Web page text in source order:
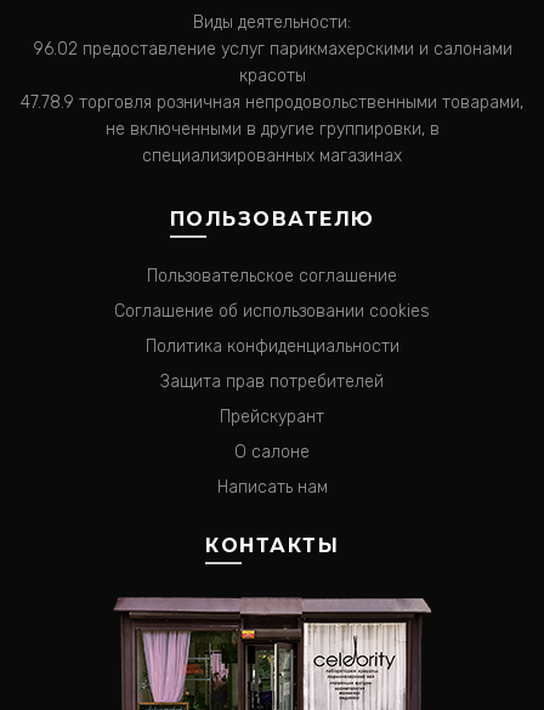
Виды деятельности:
96.02 предоставление услуг парикмахерскими и салонами
красоты
47.78.9 торговля розничная непродовольственными товарами,
не включенными в другие группировки, в
специализированных магазинах
ПОЛЬЗОВАТЕЛЮ
Пользовательское соглашение
Соглашение об использовании cookies
Политика конфиденциальности
Защита прав потребителей
Прейскурант
О салоне
Написать нам
КОНТАКТЫ